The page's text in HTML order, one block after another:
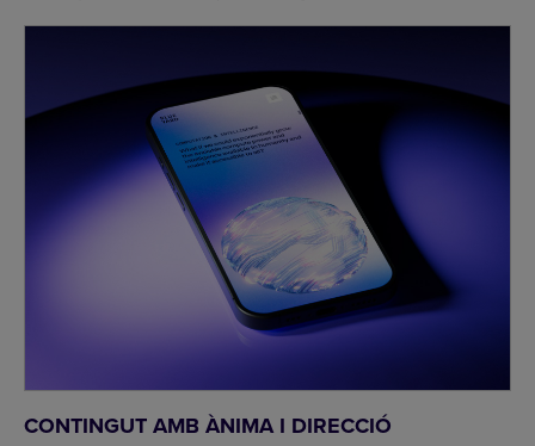
CONTINGUT AMB ÀNIMA I DIRECCIÓ